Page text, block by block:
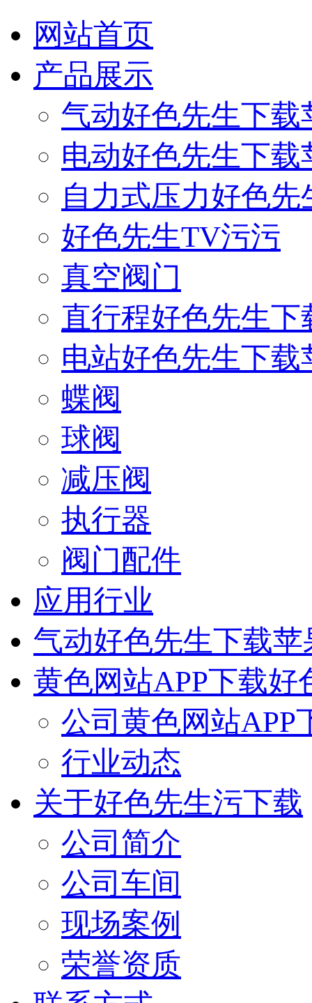
网站首页
产品展示
气动好色先生下
电动好色先生下
自力式压力好色
好色先生TV污污
真空阀门
直行程好色先生
电站好色先生下
蝶阀
球阀
减压阀
执行器
阀门配件
应用行业
气动好色先生下载
黄色网站APP下载好
公司黄色网站APP
行业动态
关于好色先生污下载
公司简介
公司车间
现场案例
荣誉资质